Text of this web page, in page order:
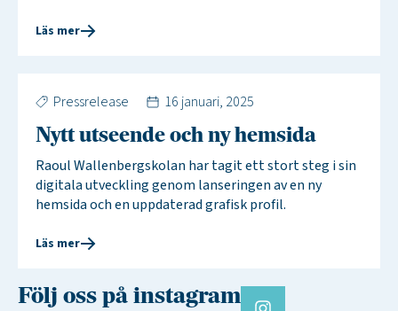
Läs mer
Pressrelease 16 januari, 2025
Nytt utseende och ny hemsida
Raoul Wallenbergskolan har tagit ett stort steg i sin
digitala utveckling genom lanseringen av en ny
hemsida och en uppdaterad grafisk profil.
Läs mer
Följ oss på instagram